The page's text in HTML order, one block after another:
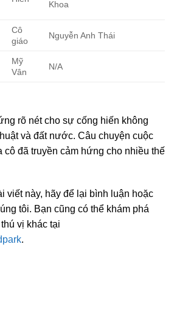
Khoa
Cô
giáo
Nguyễn Anh Thái
Mỹ
Vân
N/A
rõ nét cho sự cống hiến không
và đất nước. Câu chuyện cuộc
đã truyền cảm hứng cho nhiều thế
viết này, hãy để lại bình luận hoặc
tôi. Bạn cũng có thể khám phá
vị khác tại
.